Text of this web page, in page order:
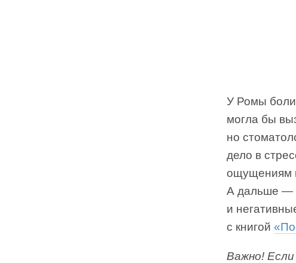
У Ромы
могла бы
но
дело в
ощущениям
А дальше —
и
с книгой
Важно! Если